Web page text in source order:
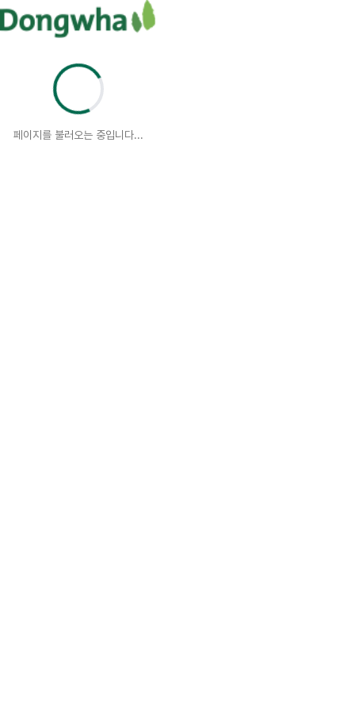
페이지를 불러오는 중입니다...